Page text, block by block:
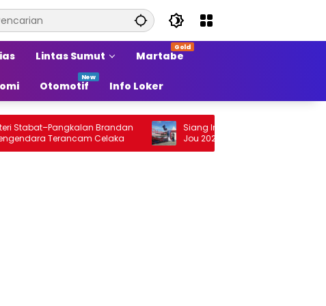
Lintas Sumut Martabe
Otomotif Info Loker
Brandan
Terancam Celaka
Siang Ini Opening Festival Tao Toba Jou
Jou 2026 di Onan Baru Pangururan:
Malamnya Dihibur Marsada Band